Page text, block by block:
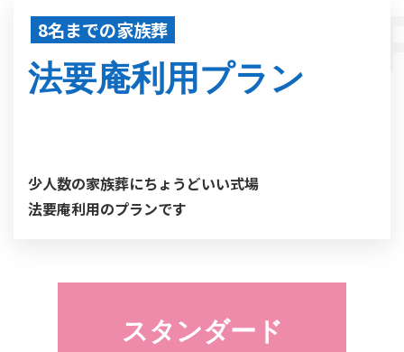
8名までの家族葬
法要庵利用プラン
HOYO-AN
少人数の家族葬にちょうどいい式場
法要庵利用のプランです
スタンダード